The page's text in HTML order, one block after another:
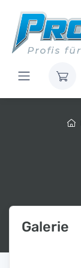
Galerie